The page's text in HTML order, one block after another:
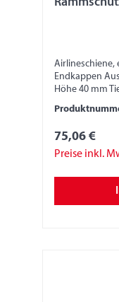
Airlineschiene,
Endkappen
Höhe 40 mm
Material Aluminium Bitte beachten:
und die
Verantwortlich
Monteur/
verwenden.
Umreifung
nicht zum
75,06 €
Preise inkl.